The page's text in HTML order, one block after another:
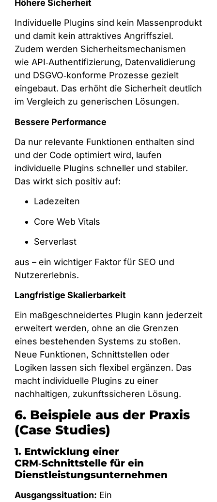
Höhere Sicherheit
Individuelle Plugins sind kein Massenprodukt
und damit kein attraktives Angriffsziel.
Zudem werden Sicherheitsmechanismen
wie API‑Authentifizierung, Datenvalidierung
und DSGVO‑konforme Prozesse gezielt
eingebaut. Das erhöht die Sicherheit deutlich
im Vergleich zu generischen Lösungen.
Bessere Performance
Da nur relevante Funktionen enthalten sind
und der Code optimiert wird, laufen
individuelle Plugins schneller und stabiler.
Das wirkt sich positiv auf:
Ladezeiten
Core Web Vitals
Serverlast
aus – ein wichtiger Faktor für SEO und
Nutzererlebnis.
Langfristige Skalierbarkeit
Ein maßgeschneidertes Plugin kann jederzeit
erweitert werden, ohne an die Grenzen
eines bestehenden Systems zu stoßen.
Neue Funktionen, Schnittstellen oder
Logiken lassen sich flexibel ergänzen. Das
macht individuelle Plugins zu einer
nachhaltigen, zukunftssicheren Lösung.
6. Beispiele aus der Praxis
(Case Studies)
1. Entwicklung einer
CRM‑Schnittstelle für ein
Dienstleistungsunternehmen
Ausgangssituation: Ein